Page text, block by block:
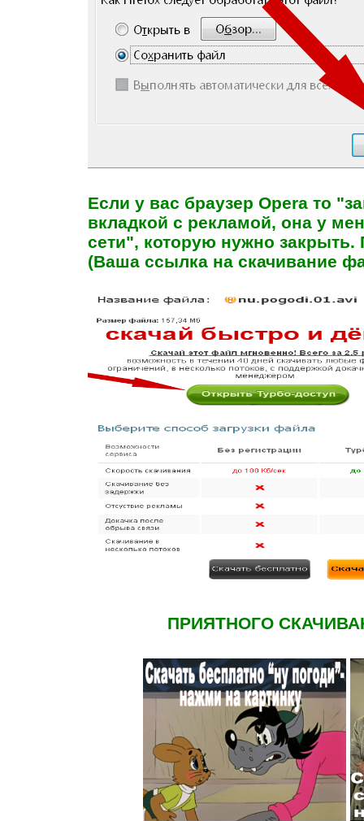
Если у вас браузер Opera то
вкладкой с рекламой, она у
сети", которую нужно закрыть.
(Ваша ссылка на скачивание
ПРИЯТНОГО